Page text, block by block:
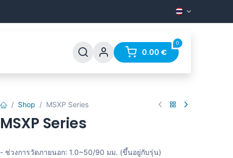
Contact
0
0.00 €
Shop MSXP Series
MSXP Series
- ช่วงการวัดภายนอก: 1.0~50/90 มม. (ขึ้นอยู่กับรุ่น)